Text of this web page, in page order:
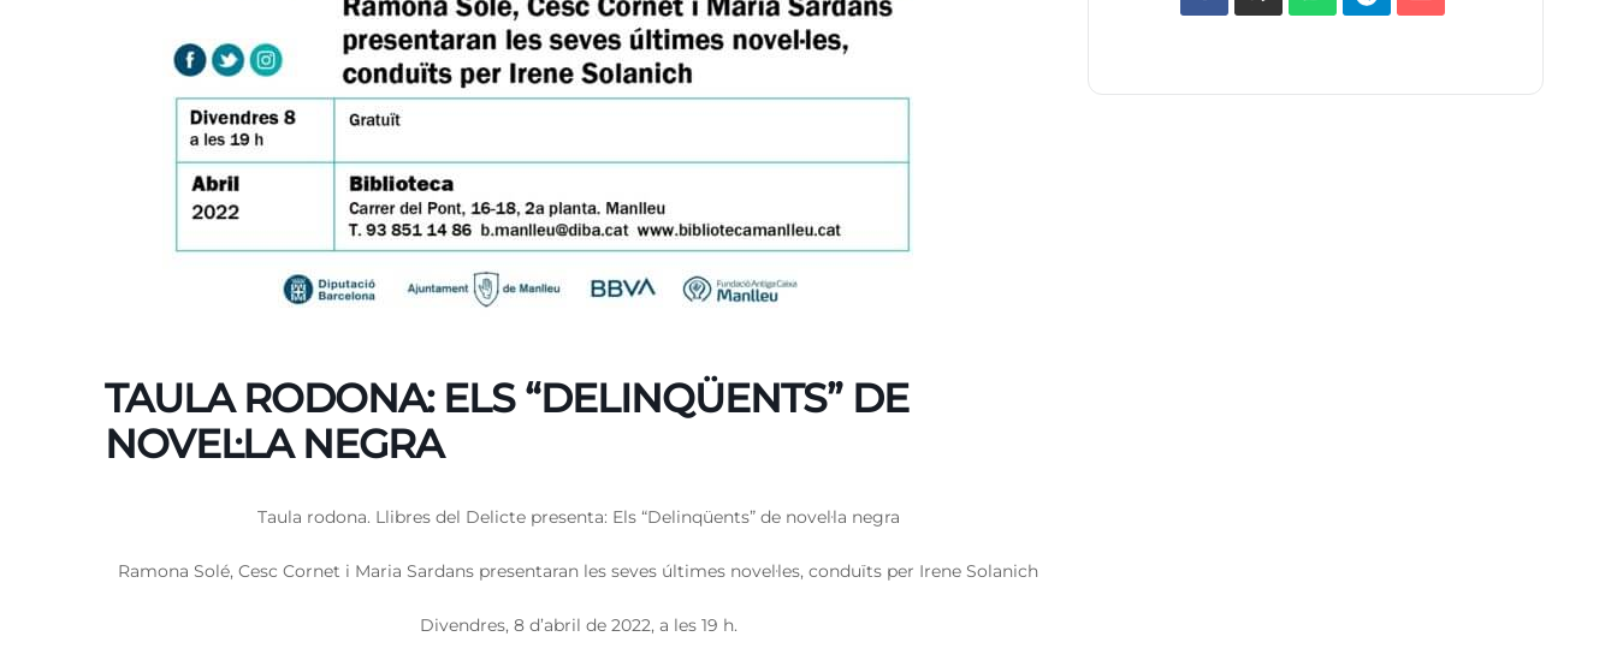
TAULA RODONA: ELS “DELINQÜENTS” DE
NOVEL·LA NEGRA
Taula rodona. Llibres del Delicte presenta: Els “Delinqüents” de novel·la negra
Ramona Solé, Cesc Cornet i Maria Sardans presentaran les seves últimes novel·les, conduïts per Irene Solanich
Divendres, 8 d’abril de 2022, a les 19 h.